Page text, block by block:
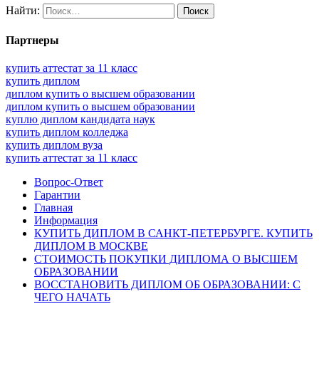
Найти:
Партнеры
купить аттестат за 11 класс
купить диплом
диплом купить о высшем образовании
диплом купить о высшем образовании
куплю диплом кандидата наук
купить диплом колледжа
купить диплом вуза
купить аттестат за 11 класс
Вопрос-Ответ
Гарантии
Главная
Информация
КУПИТЬ ДИПЛОМ В САНКТ-ПЕТЕРБУРГЕ. КУПИТЬ
ДИПЛОМ В МОСКВЕ
СТОИМОСТЬ ПОКУПКИ ДИПЛОМА О ВЫСШЕМ
ОБРАЗОВАНИИ
ВОССТАНОВИТЬ ДИПЛОМ ОБ ОБРАЗОВАНИИ: С
ЧЕГО НАЧАТЬ